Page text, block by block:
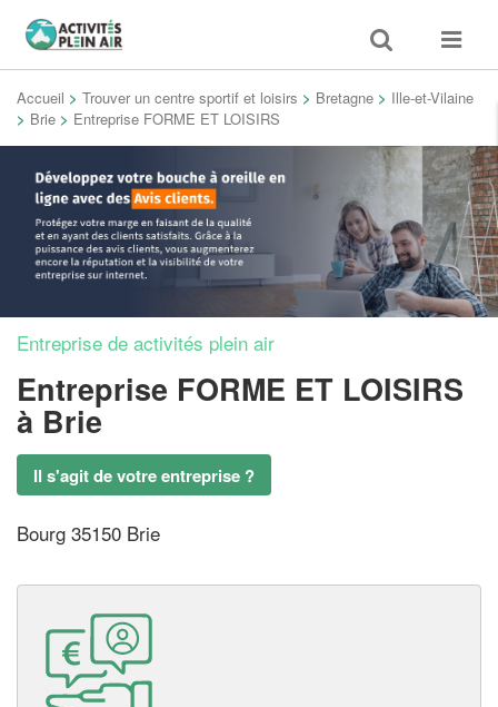
Toggle
search
Toggle
Accueil > Trouver un centre sportif et loisirs > Bretagne > Ille-et-Vilaine
> Brie > Entreprise FORME ET LOISIRS
Entreprise de activités plein air
Entreprise FORME ET LOISIRS
à Brie
Il s'agit de votre entreprise ?
Bourg 35150 Brie